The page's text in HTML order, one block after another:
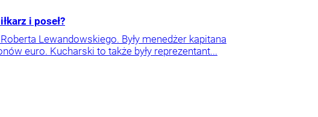
i poseł?
Lewandowskiego. Były menedżer kapitana
euro. Kucharski to także były reprezentant...